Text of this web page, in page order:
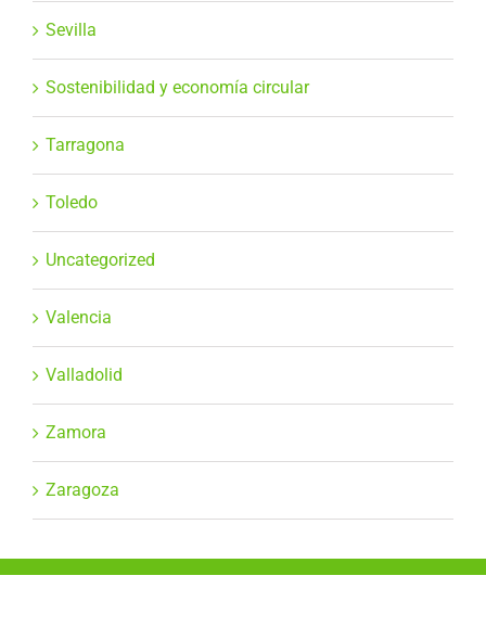
Sevilla
Sostenibilidad y economía circular
Tarragona
Toledo
Uncategorized
Valencia
Valladolid
Zamora
Zaragoza